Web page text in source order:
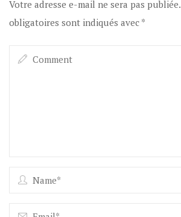
Votre adresse e-mail ne sera pas publiée.
obligatoires sont indiqués avec *